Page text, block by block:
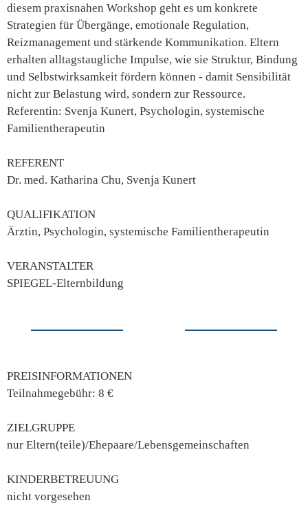
diesem praxisnahen Workshop geht es um konkrete
Strategien für Übergänge, emotionale Regulation,
Reizmanagement und stärkende Kommunikation. Eltern
erhalten alltagstaugliche Impulse, wie sie Struktur, Bindung
und Selbstwirksamkeit fördern können - damit Sensibilität
nicht zur Belastung wird, sondern zur Ressource.
Referentin: Svenja Kunert, Psychologin, systemische
Familientherapeutin
REFERENT
Dr. med. Katharina Chu, Svenja Kunert
QUALIFIKATION
Ärztin, Psychologin, systemische Familientherapeutin
VERANSTALTER
SPIEGEL-Elternbildung
PREISINFORMATIONEN
Teilnahmegebühr: 8 €
ZIELGRUPPE
nur Eltern(teile)/Ehepaare/Lebensgemeinschaften
KINDERBETREUUNG
nicht vorgesehen